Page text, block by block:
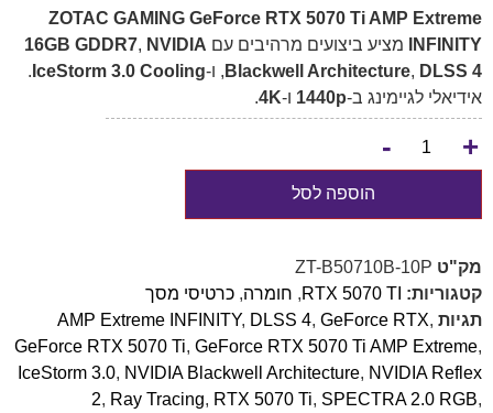
ZOTAC GAMING GeForce RTX 5070 Ti AMP Extreme
INFINITY
מציע ביצועים מרהיבים עם 16GB GDDR7, NVIDIA
Blackwell Architecture, DLSS 4 , ו-IceStorm 3.0 Cooling
.
אידיאלי לגיימינג ב-1440p ו-4K
.
+
-
הוספה לסל
מק"ט ZT-B50710B-10P
קטגוריות: RTX 5070 TI
, חומרה, כרטיסי מסך
תגיות
AMP Extreme INFINITY, DLSS 4, GeForce RTX,
GeForce RTX 5070 Ti, GeForce RTX 5070 Ti AMP Extreme,
IceStorm 3.0, NVIDIA Blackwell Architecture, NVIDIA Reflex
2, Ray Tracing, RTX 5070 Ti, SPECTRA 2.0 RGB,